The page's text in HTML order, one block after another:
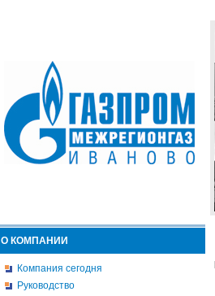
О КОМПАНИИ
Компания сегодня
Руководство